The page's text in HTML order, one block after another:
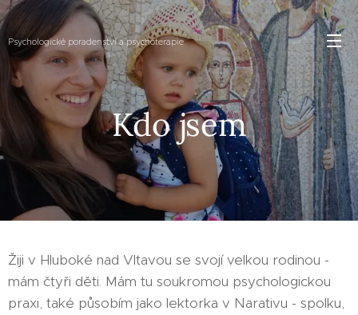
Psychologické poradenství a psychoterapie
Kdo jsem
Žiji v Hluboké nad Vltavou se svojí velkou rodinou -
mám čtyři děti. Mám tu soukromou psychologickou
praxi, také působím jako lektorka v Narativu - spolku,